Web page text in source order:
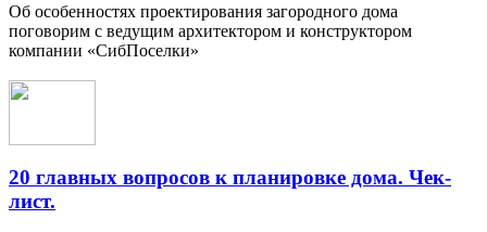
Об особенностях проектирования загородного дома
поговорим с ведущим архитектором и конструктором
компании «СибПоселки»
20 главных вопросов к планировке дома. Чек-
лист.